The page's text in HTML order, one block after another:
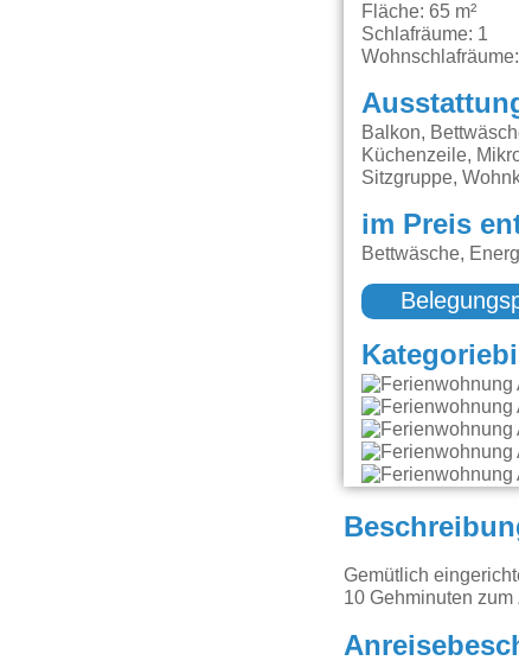
Fläche: 65 m²
Schlafräume: 1
Balkon,
Küchenzeile,
Sitzgruppe,
im Preis
Bettwäsche,
Gemütlich
10 Gehminuten